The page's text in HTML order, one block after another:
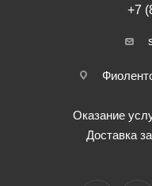
+7
Оказание
Доставка